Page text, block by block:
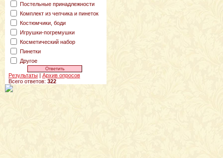
Постельные принадлежности
Комплект из чепчика и пинеток
Костюмчики, боди
Игрушки-погремушки
Косметический набор
Пинетки
Другое
Результаты| Архив опросов
Всего ответов: 322